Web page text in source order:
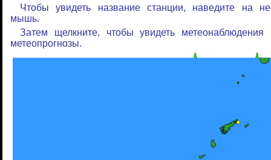
Чтобы увидеть название станции, наведите на
мышь.
Затем щелкните, чтобы увидеть метеонаблюдения
метеопрогнозы.